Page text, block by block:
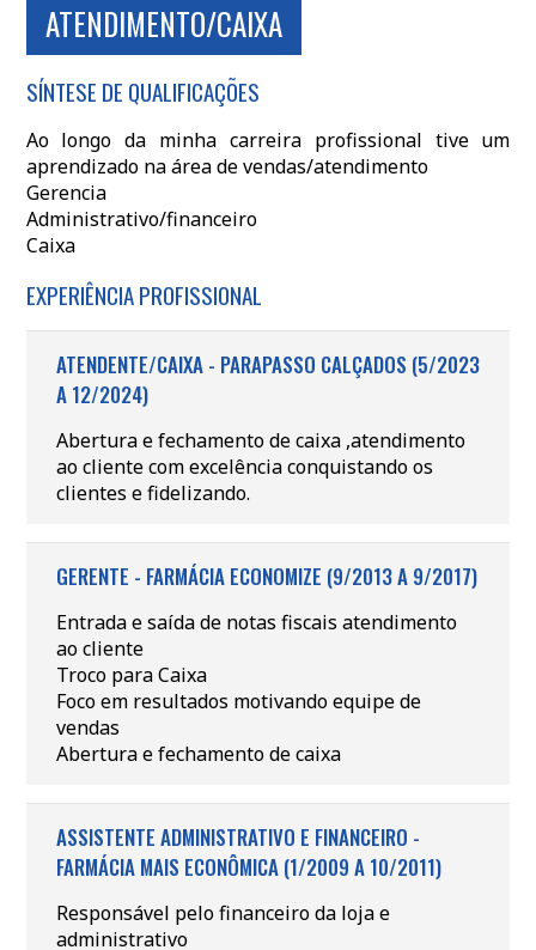
ATENDIMENTO/CAIXA
SÍNTESE DE QUALIFICAÇÕES
Ao longo da minha carreira profissional tive um
aprendizado na área de vendas/atendimento
Gerencia
Administrativo/financeiro
Caixa
EXPERIÊNCIA PROFISSIONAL
ATENDENTE/CAIXA - PARAPASSO CALÇADOS (5/2023
A 12/2024)
Abertura e fechamento de caixa ,atendimento
ao cliente com excelência conquistando os
clientes e fidelizando.
GERENTE - FARMÁCIA ECONOMIZE (9/2013 A 9/2017)
Entrada e saída de notas fiscais atendimento
ao cliente
Troco para Caixa
Foco em resultados motivando equipe de
vendas
Abertura e fechamento de caixa
ASSISTENTE ADMINISTRATIVO E FINANCEIRO -
FARMÁCIA MAIS ECONÔMICA (1/2009 A 10/2011)
Responsável pelo financeiro da loja e
administrativo